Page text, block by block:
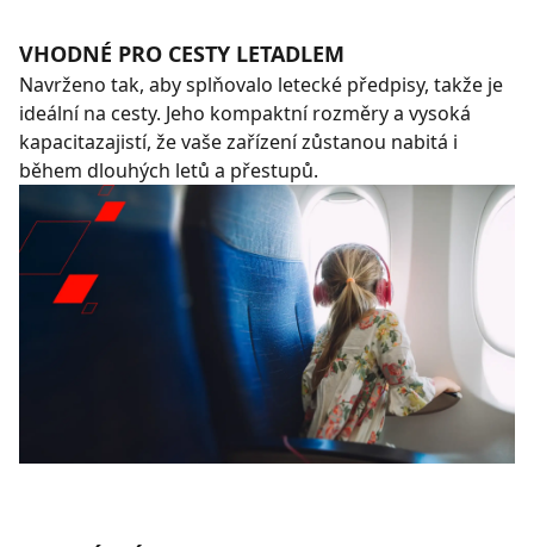
VHODNÉ PRO CESTY LETADLEM
Navrženo tak, aby splňovalo letecké předpisy, takže je
ideální na cesty. Jeho kompaktní rozměry a vysoká
kapacitazajistí, že vaše zařízení zůstanou nabitá i
během dlouhých letů a přestupů.